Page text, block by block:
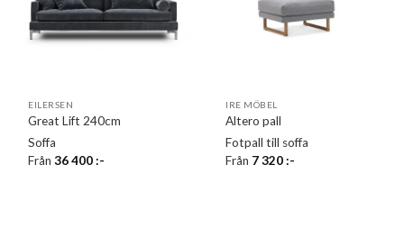
EILERSEN
Great Lift 240cm
Soffa
Från36 400:-
IRE MÖBEL
Altero pall
Fotpall till soffa
Från 7 320:-